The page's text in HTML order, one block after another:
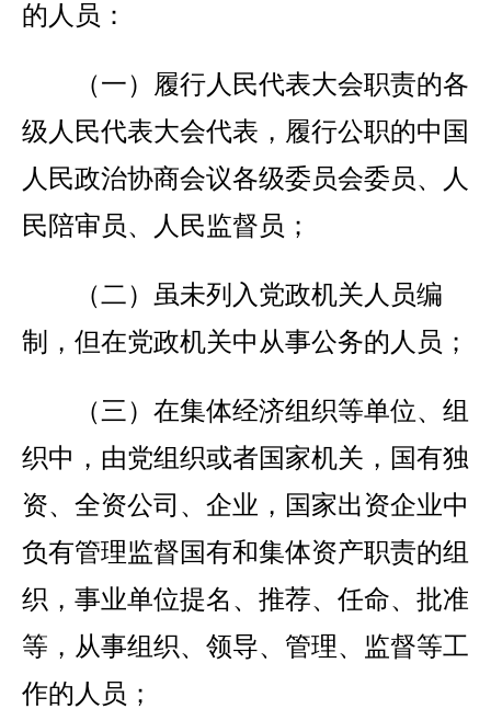
的人员：
（一）履行人民代表大会职责的各
级人民代表大会代表，履行公职的中国
人民政治协商会议各级委员会委员、人
民陪审员、人民监督员；
（二）虽未列入党政机关人员编
制，但在党政机关中从事公务的人员；
（三）在集体经济组织等单位、组
织中，由党组织或者国家机关，国有独
资、全资公司、企业，国家出资企业中
负有管理监督国有和集体资产职责的组
织，事业单位提名、推荐、任命、批准
等，从事组织、领导、管理、监督等工
作的人员；